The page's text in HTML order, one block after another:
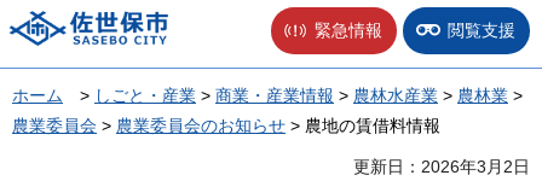
佐世保市 緊急情報 閲覧支援
ホーム > しごと・産業 > 商業・産業情報 > 農林水産業 > 農林業 >
農業委員会 > 農業委員会のお知らせ > 農地の賃借料情報
更新日：2026年3月2日